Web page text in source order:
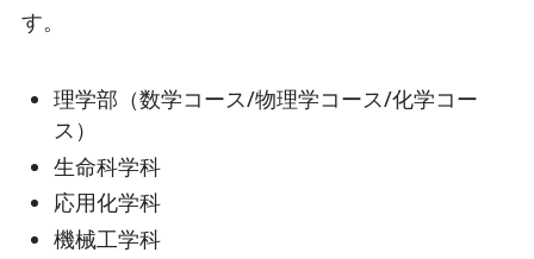
す。
理学部（数学コース/物理学コース/化学コー
ス）
生命科学科
応用化学科
機械工学科